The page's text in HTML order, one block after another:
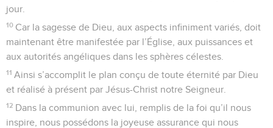
jour.
10 Car la sagesse de Dieu, aux aspects infiniment variés, doit
maintenant être manifestée par l’Église, aux puissances et
aux autorités angéliques dans les sphères célestes.
11 Ainsi s’accomplit le plan conçu de toute éternité par Dieu
et réalisé à présent par Jésus-Christ notre Seigneur.
12 Dans la communion avec lui, remplis de la foi qu’il nous
inspire, nous possédons la joyeuse assurance qui nous